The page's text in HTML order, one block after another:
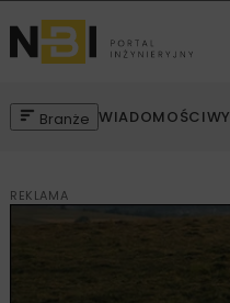
Branże WIADOMOŚCI
REKLAMA